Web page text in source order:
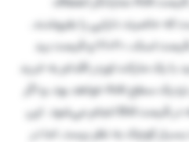
حاضرند دارایی را بفروشند.
برای مثال، اگر برای بیت‌ کوین قیمت اسک، 71020 و قیمت بید
یک مارکت اوردر اقدام به خرید
فوری کنید؛ قیمت معامله‌تان نزدیک سطح Ask خواهد بود، و اگر
بخواهید فورا بفروشید، معامله در قیمت Bid انجام می‌شود. این
کوچک به نظر برسد، اما در